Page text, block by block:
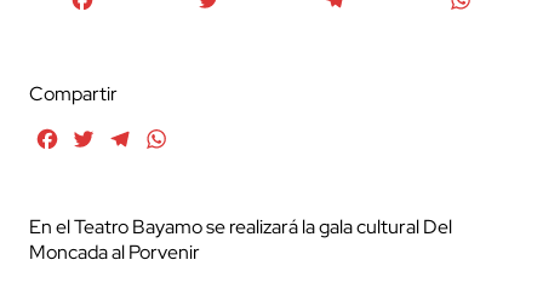
Compartir
FacebookTwitterTelegram
En el Teatro Bayamo se realizará la gala cultural Del
Moncada al Porvenir